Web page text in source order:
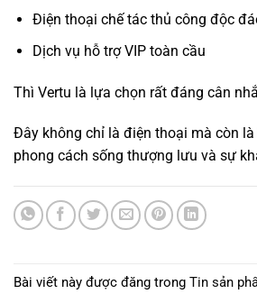
Điện thoại chế tác thủ công độc
Dịch vụ hỗ trợ VIP toàn cầu
Thì Vertu là lựa chọn rất đáng cân
Đây không chỉ là điện thoại mà còn
phong cách sống thượng lưu và sự
Bài viết này được đăng trong Tin sản